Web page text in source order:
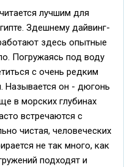
лучшим для
Здешнему дайвинг-
здесь опытные
Погружаясь под воду
с очень редким
Называется он - дюгонь
в морских глубинах
встречаются с
чистая, человеческих
не так много, как
подходят и